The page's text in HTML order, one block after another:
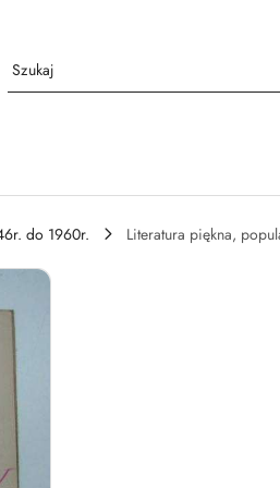
do 1960r.
Literatura piękna,